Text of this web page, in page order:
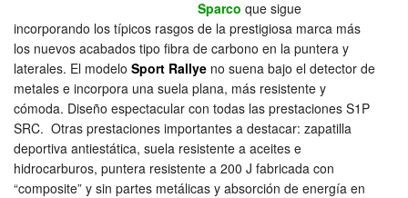
Sparco que sigue
incorporando los típicos rasgos de la prestigiosa marca más
los nuevos acabados tipo fibra de carbono en la puntera y
laterales. El modelo Sport Rallye no suena bajo el detector de
metales e incorpora una suela plana, más resistente y
cómoda. Diseño espectacular con todas las prestaciones S1P
SRC. Otras prestaciones importantes a destacar: zapatilla
deportiva antiestática, suela resistente a aceites e
hidrocarburos, puntera resistente a 200 J fabricada con
“composite” y sin partes metálicas y absorción de energía en